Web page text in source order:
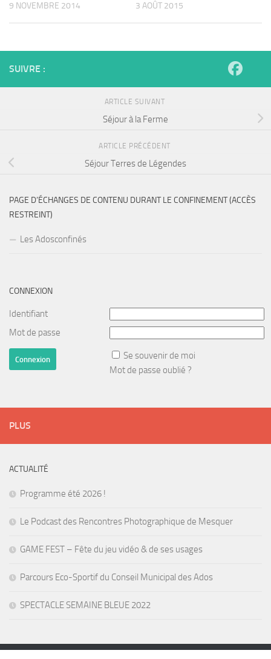
9 NOVEMBRE 2014 3 AOÛT 2015
SUIVRE :
ARTICLE SUIVANT
Séjour à la Ferme
ARTICLE PRÉCÉDENT
Séjour Terres de Légendes
PAGE D’ÉCHANGES DE CONTENU DURANT LE CONFINEMENT (ACCÈS
RESTREINT)
Les Adosconfinés
CONNEXION
Identifiant
Mot de passe
Se souvenir de moi
Mot de passe oublié ?
PLUS
ACTUALITÉ
Programme été 2026 !
Le Podcast des Rencontres Photographique de Mesquer
GAME FEST – Fête du jeu vidéo & de ses usages
Parcours Eco-Sportif du Conseil Municipal des Ados
SPECTACLE SEMAINE BLEUE 2022